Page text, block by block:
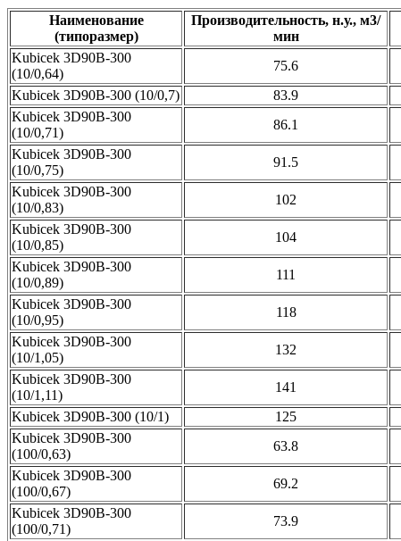
Наименование
(типоразмер)
Производительность, н.у., м3/
мин
Kubicek 3D90B-300
(10/0,64)
75.6
Kubicek 3D90B-300 (10/0,7)
83.9
Kubicek 3D90B-300
(10/0,71)
86.1
Kubicek 3D90B-300
(10/0,75)
91.5
Kubicek 3D90B-300
(10/0,83)
102
Kubicek 3D90B-300
(10/0,85)
104
Kubicek 3D90B-300
(10/0,89)
111
Kubicek 3D90B-300
(10/0,95)
118
Kubicek 3D90B-300
(10/1,05)
132
Kubicek 3D90B-300
(10/1,11)
141
Kubicek 3D90B-300 (10/1)
125
Kubicek 3D90B-300
(100/0,63)
63.8
Kubicek 3D90B-300
(100/0,67)
69.2
Kubicek 3D90B-300
(100/0,71)
73.9